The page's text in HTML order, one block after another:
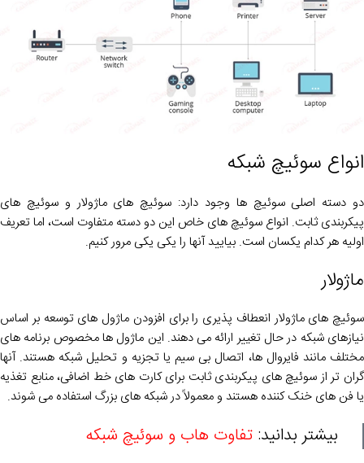
انواع سوئیچ شبکه
دو دسته اصلی سوئیچ ها وجود دارد: سوئیچ های ماژولار و سوئیچ های
پیکربندی ثابت. انواع سوئیچ های خاص این دو دسته متفاوت است، اما تعریف
اولیه هر کدام یکسان است. بیایید آنها را یکی یکی مرور کنیم.
ماژولار
سوئیچ های ماژولار انعطاف پذیری را برای افزودن ماژول های توسعه بر اساس
نیازهای شبکه در حال تغییر ارائه می دهند. این ماژول ها مخصوص برنامه های
مختلف مانند فایروال ها، اتصال بی سیم یا تجزیه و تحلیل شبکه هستند. آنها
گران تر از سوئیچ های پیکربندی ثابت برای کارت های خط اضافی، منابع تغذیه
یا فن های خنک کننده هستند و معمولاً در شبکه های بزرگ استفاده می شوند.
بیشتر بدانید: تفاوت هاب و سوئیچ شبکه